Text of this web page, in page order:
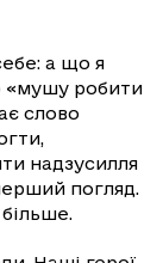
а що я
робити
слово
надзусилля
погляд.